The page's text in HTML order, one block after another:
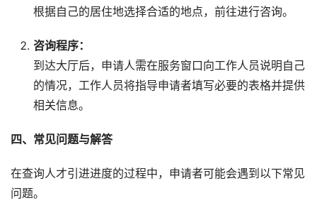
根据自己的居住地选择合适的地点，前往进行咨询。
咨询程序：
到达大厅后，申请人需在服务窗口向工作人员说明自己
的情况，工作人员将指导申请者填写必要的表格并提供
相关信息。
四、常见问题与解答
在查询人才引进进度的过程中，申请者可能会遇到以下常见
问题。